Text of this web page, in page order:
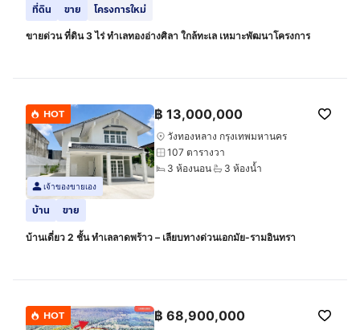
ที่ดิน ขาย โครงการใหม่
ขายด่วน ที่ดิน 3 ไร่ ทำเลทองอ่างศิลา ใกล้ทะเล เหมาะพัฒนาโครงการ
HOT
เจ้าของขายเอง
฿ 13,000,000
วังทองหลาง กรุงเทพมหานคร
107 ตารางวา
3 ห้องนอน
3 ห้องน้ำ
บ้าน ขาย
บ้านเดี่ยว 2 ชั้น ทำเลลาดพร้าว – เลียบทางด่วนเอกมัย-รามอินทรา
HOT ฿ 68,900,000